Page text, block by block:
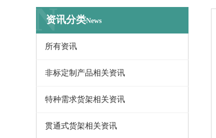
资讯分类News
N
所有资讯
非标定制产品相关资讯
特种需求货架相关资讯
贯通式货架相关资讯